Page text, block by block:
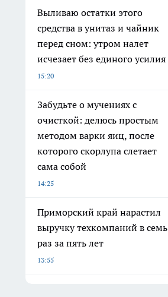
Выливаю остатки этого
средства в унитаз и чайник
перед сном: утром налет
исчезает без единого усилия
15:20
Забудьте о мучениях с
очисткой: делюсь простым
методом варки яиц, после
которого скорлупа слетает
сама собой
14:25
Приморский край нарастил
выручку техкомпаний в семь
раз за пять лет
13:55